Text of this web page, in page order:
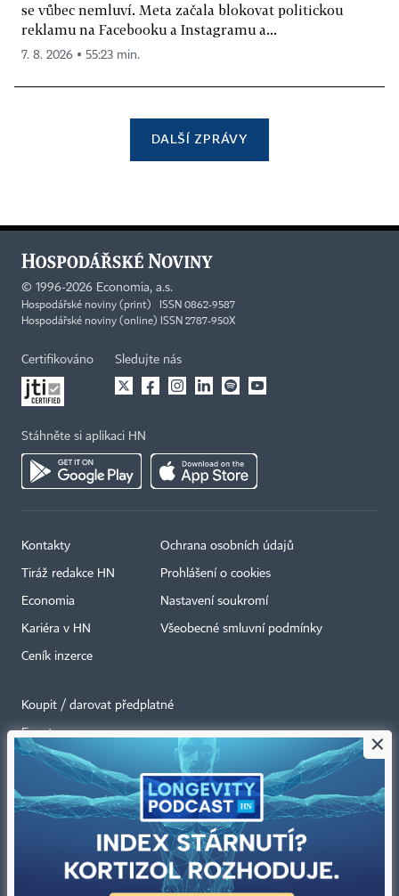
se vůbec nemluví. Meta začala blokovat politickou
reklamu na Facebooku a Instagramu a...
7. 8. 2026 ▪ 55:23 min.
DALŠÍ ZPRÁVY
© 1996-2026 Economia, a.s.
Hospodářské noviny (print) ISSN 0862-9587
Hospodářské noviny (online) ISSN 2787-950X
Certifikováno Sledujte nás
Stáhněte si aplikaci HN
Kontakty
Tiráž redakce HN
Economia
Kariéra v HN
Ceník inzerce
Ochrana osobních údajů
Prohlášení o cookies
Nastavení soukromí
Všeobecné smluvní podmínky
Koupit / darovat předplatné
Eventy
Newslettery
Autorská práva vykonává vydavatel. Bez písemného svolení vydavatele je
zakázáno jakékoli užití částí nebo celku díla, zejména rozmnožování a šíření
jakýmkoli způsobem, mechanickým nebo elektronickým, v českém nebo
×